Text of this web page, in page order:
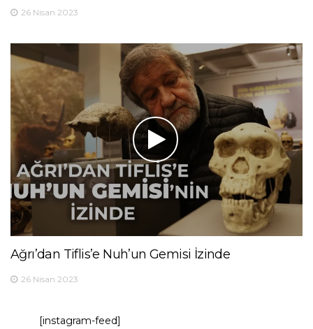
26 Nisan 2023
Ağrı’dan Tiflis’e Nuh’un Gemisi İzinde
26 Nisan 2023
[instagram-feed]